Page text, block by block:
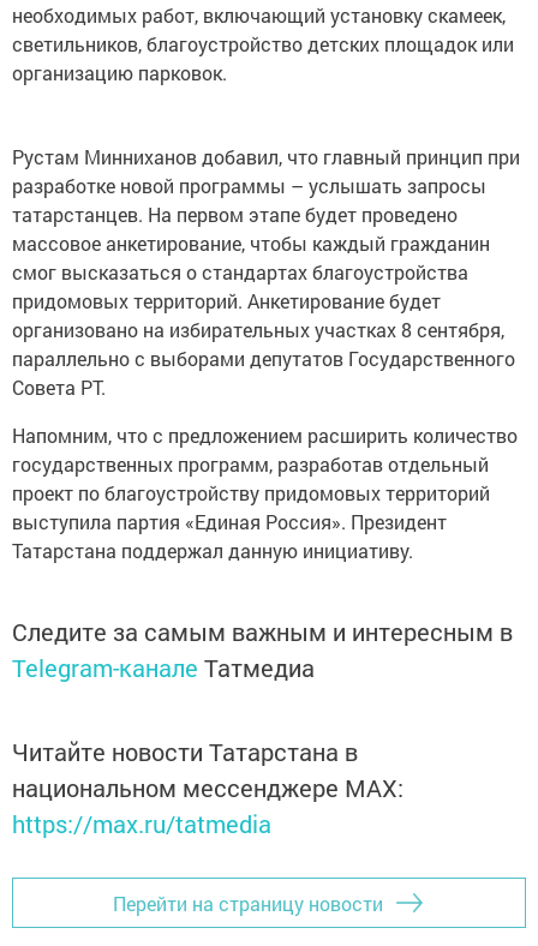
необходимых работ, включающий установку скамеек,
светильников, благоустройство детских площадок или
организацию парковок.
Рустам Минниханов добавил, что главный принцип при
разработке новой программы – услышать запросы
татарстанцев. На первом этапе будет проведено
массовое анкетирование, чтобы каждый гражданин
смог высказаться о стандартах благоустройства
придомовых территорий. Анкетирование будет
организовано на избирательных участках 8 сентября,
параллельно с выборами депутатов Государственного
Совета РТ.
Напомним, что с предложением расширить количество
государственных программ, разработав отдельный
проект по благоустройству придомовых территорий
выступила партия «Единая Россия». Президент
Татарстана поддержал данную инициативу.
Следите за самым важным и интересным в
Telegram-канале Татмедиа
Читайте новости Татарстана в
национальном мессенджере MАХ:
https://max.ru/tatmedia
Перейти на страницу новости